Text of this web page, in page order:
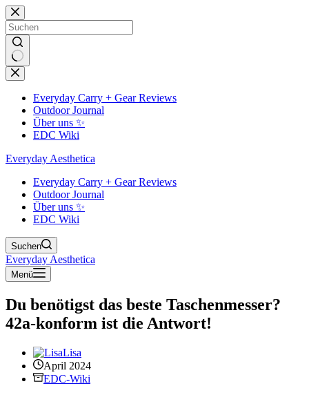
Zum
Inhalt
springen
Keine
Ergebnisse
Everyday Carry + Gear Reviews
Outdoor Journal
Über uns ✨
EDC Wiki
Everyday Aesthetica
Everyday Carry + Gear Reviews
Outdoor Journal
Über uns ✨
EDC Wiki
Suchen
Everyday Aesthetica
Menü
Du benötigst das beste Taschenmesser?
42a-konform ist die Antwort!
Lisa
April 2024
EDC-Wiki